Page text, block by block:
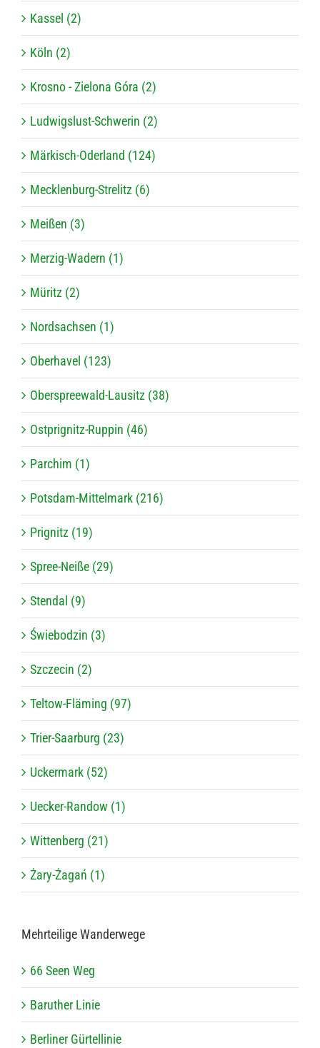
Kassel (2)
Köln (2)
Krosno - Zielona Góra (2)
Ludwigslust-Schwerin (2)
Märkisch-Oderland (124)
Mecklenburg-Strelitz (6)
Meißen (3)
Merzig-Wadern (1)
Müritz (2)
Nordsachsen (1)
Oberhavel (123)
Oberspreewald-Lausitz (38)
Ostprignitz-Ruppin (46)
Parchim (1)
Potsdam-Mittelmark (216)
Prignitz (19)
Spree-Neiße (29)
Stendal (9)
Świebodzin (3)
Szczecin (2)
Teltow-Fläming (97)
Trier-Saarburg (23)
Uckermark (52)
Uecker-Randow (1)
Wittenberg (21)
Żary-Żagań (1)
Mehr­tei­lige Wanderwege
66 Seen Weg
Baru­ther Linie
Ber­li­ner Gürtellinie